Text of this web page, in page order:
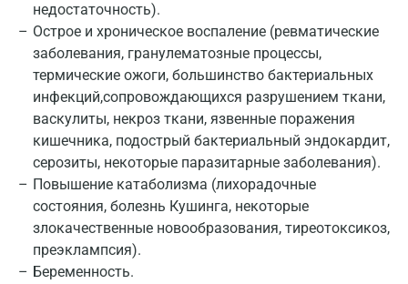
недостаточность).
Острое и хроническое воспаление (ревматические
заболевания, гранулематозные процессы,
термические ожоги, большинство бактериальных
инфекций,сопровождающихся разрушением ткани,
васкулиты, некроз ткани, язвенные поражения
кишечника, подострый бактериальный эндокардит,
серозиты, некоторые паразитарные заболевания).
Повышение катаболизма (лихорадочные
состояния, болезнь Кушинга, некоторые
злокачественные новообразования, тиреотоксикоз,
преэклампсия).
Беременность.
Волгоград
Волжский
Вологда
Воронеж
Всеволожск
Гатчина
Геленджик
Голубое